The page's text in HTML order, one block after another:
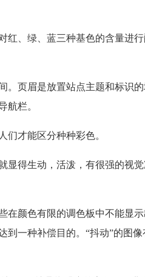
红、绿、蓝三种基色的含量进
。页眉是放置站点主题和标识
航栏。
们才能区分种种彩色。
显得生动，活泼，有很强的视
在颜色有限的调色板中不能显
一种补偿目的。“抖动”的图